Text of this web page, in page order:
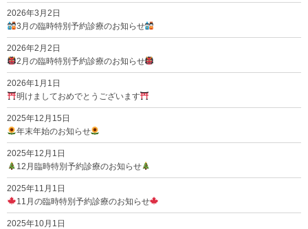
2026年3月2日
3月の臨時特別予約診療のお知らせ
2026年2月2日
2月の臨時特別予約診療のお知らせ
2026年1月1日
明けましておめでとうございます
2025年12月15日
年末年始のお知らせ
2025年12月1日
12月臨時特別予約診療のお知らせ
2025年11月1日
11月の臨時特別予約診療のお知らせ
2025年10月1日